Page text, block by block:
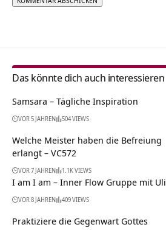
Das könnte dich auch interessieren
Samsara – Tägliche Inspiration
VOR 5 JAHREN 504 VIEWS
Welche Meister haben die Befreiung
erlangt – VC572
VOR 7 JAHREN 1.1K VIEWS
I am I am – Inner Flow Gruppe mit Uli
VOR 8 JAHREN 409 VIEWS
Praktiziere die Gegenwart Gottes